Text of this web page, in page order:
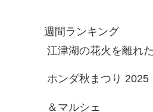
週間ランキング
江津湖の花火を離れ
ホンダ秋まつり 2025
＆マルシェ